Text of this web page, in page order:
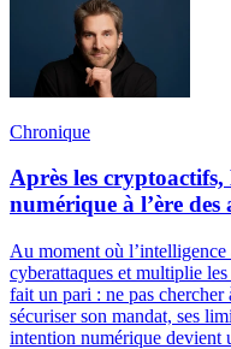
Chronique
Après les
numérique à l’ère des
Au moment où
cyberattaques et multiplie
fait un pari : ne pas
sécuriser son mandat, ses
intention numérique devient